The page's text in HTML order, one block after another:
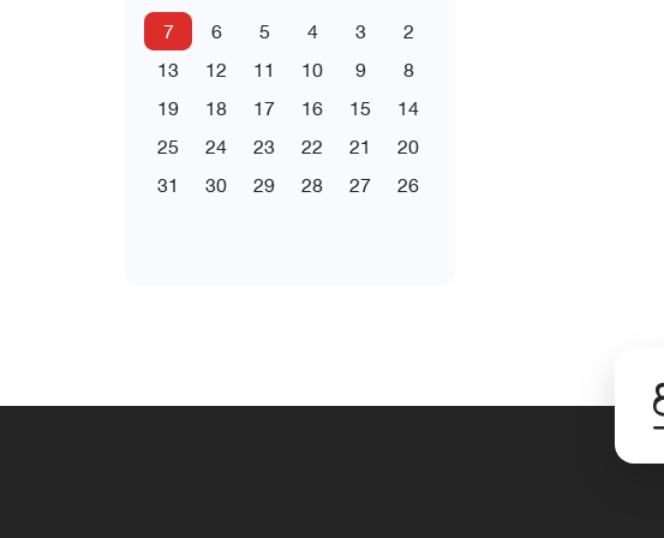
2
3
4
5
6
7
8
9
10
11
12
13
14
15
16
17
18
19
20
21
22
23
24
25
26
27
28
29
30
31